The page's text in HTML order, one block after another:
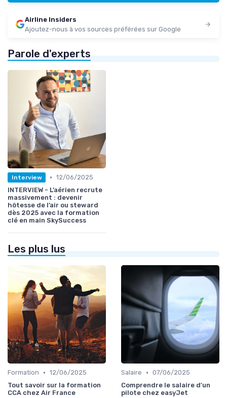
Airline Insiders
Ajoutez-nous à vos sources préférées sur Google
Parole d'experts
Interview • 12/06/2025
INTERVIEW - L’aérien recrute
massivement : devenir
hôtesse de l’air ou steward
dès 2025 avec la formation
clé en main SkySuccess
Les plus lus
Formation • 12/06/2025
Tout savoir sur la formation
CCA chez Air France
Salaire • 07/06/2025
Comprendre le salaire d'un
pilote chez easyJet